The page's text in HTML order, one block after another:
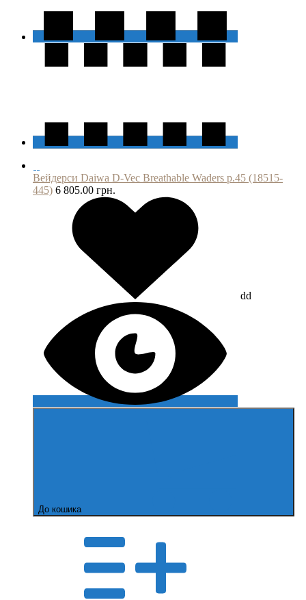
Вейдерси Daiwa D-Vec Breathable Waders р.45 (18515-
445) 6 805.00 грн.
dd
До кошика